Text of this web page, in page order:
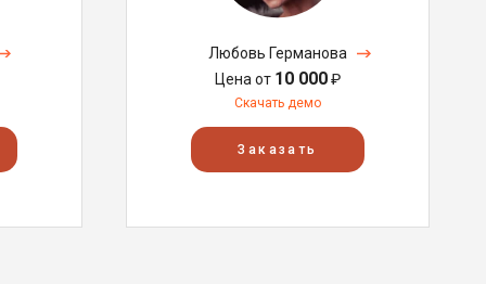
Любовь Германова
Цена от 10 000₽
Скачать демо
Заказать